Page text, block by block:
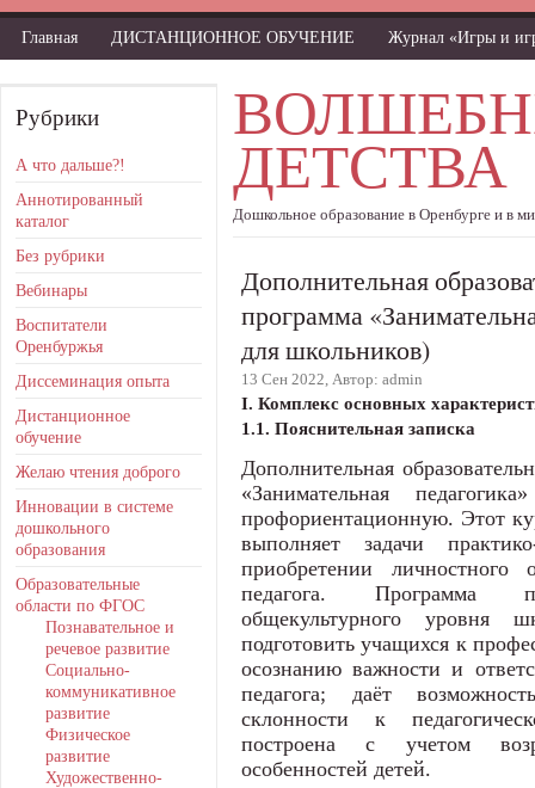
Главная ДИСТАНЦИОННОЕ ОБУЧЕНИЕ Журнал «Игры и
ДЕТСТВА
Дошкольное образование в Оренбурге и в
Рубрики
А что дальше?!
Аннотированный
каталог
Без рубрики
Вебинары
Воспитатели
Оренбуржья
Диссеминация опыта
Дистанционное
обучение
Желаю чтения доброго
Инновации в системе
дошкольного
образования
Образовательные
области по ФГОС
Познавательное и
речевое развитие
Социально-
коммуникативное
развитие
Физическое
развитие
Художественно-
Дополнительная
программа
для школьников)
13 Сен 2022, Автор: admin
I. Комплекс основных
1.1. Пояснительная записка
Дополнительная
«Занимательная
профориентационную. Этот
выполняет задачи
приобретении
педагога. Программа
общекультурного уровня
подготовить учащихся к
осознанию важности и
педагога; даёт
склонности к
построена с учетом
особенностей детей.